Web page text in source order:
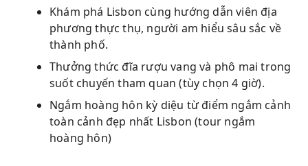
Khám phá Lisbon cùng hướng dẫn viên địa
phương thực thụ, người am hiểu sâu sắc về
thành phố.
Thưởng thức đĩa rượu vang và phô mai trong
suốt chuyến tham quan (tùy chọn 4 giờ).
Ngắm hoàng hôn kỳ diệu từ điểm ngắm cảnh
toàn cảnh đẹp nhất Lisbon (tour ngắm
hoàng hôn)